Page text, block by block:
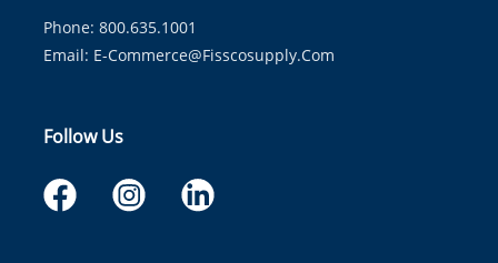
Phone: 800.635.1001
Email: E-Commerce@fisscosupply.com
Follow Us